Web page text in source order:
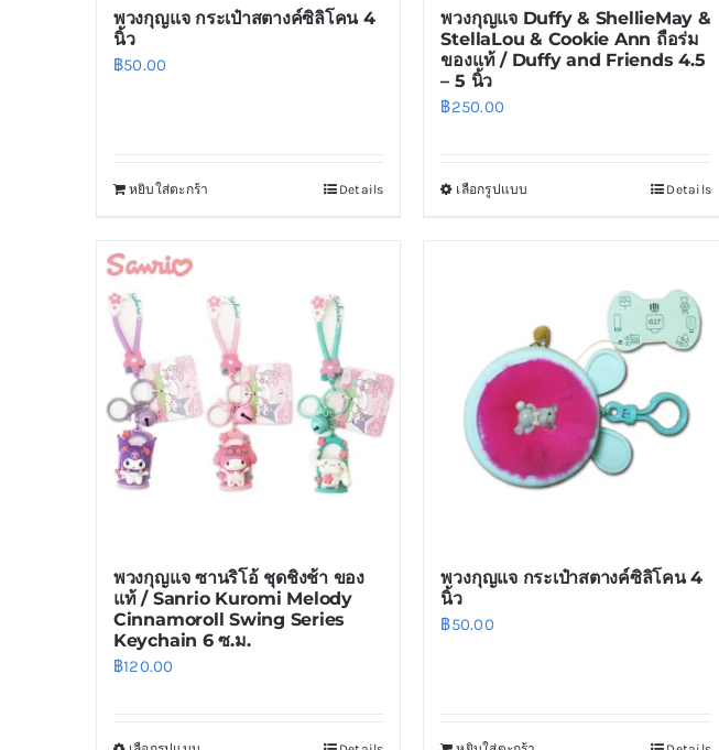
พวงกุญแจ กระเป๋าสตางค์ซิลิโคน 4
นิ้ว
฿50.00
หยิบใส่ตะกร้า Details
พวงกุญแจ Duffy & ShellieMay &
StellaLou & Cookie Ann ถือร่ม
ของแท้ / Duffy and Friends 4.5
– 5 นิ้ว
฿250.00
เลือกรูปแบบ
The
options
may
be
chosen
product
Details
พวงกุญแจ ซานริโอ้ ชุดชิงช้า ของ
แท้ / Sanrio Kuromi Melody
Cinnamoroll Swing Series
Keychain 6 ซ.ม.
฿120.00
พวงกุญแจ กระเป๋าสตางค์ซิลิโคน 4
นิ้ว
฿50.00